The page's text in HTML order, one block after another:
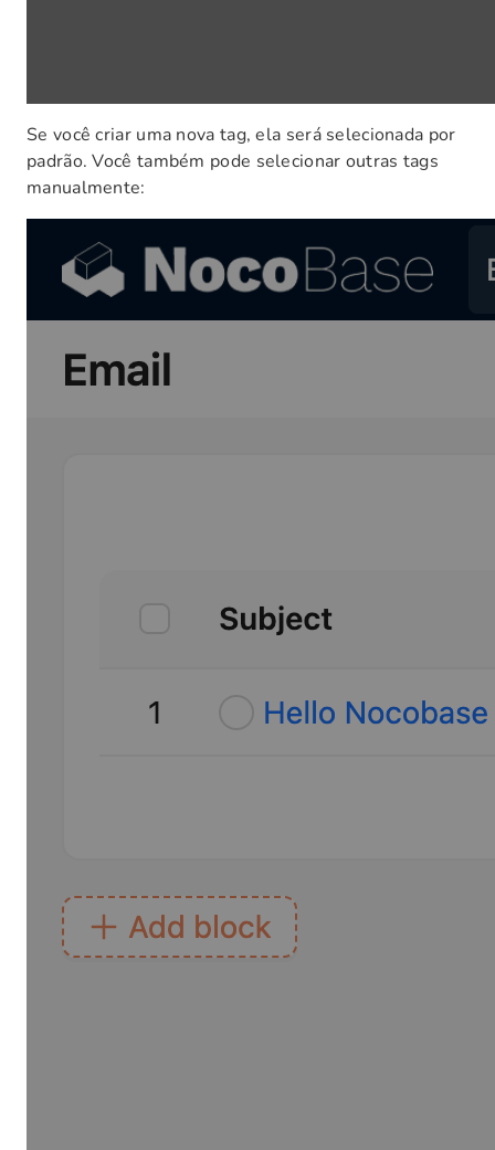
Se você criar uma nova tag, ela será selecionada por
padrão. Você também pode selecionar outras tags
manualmente: